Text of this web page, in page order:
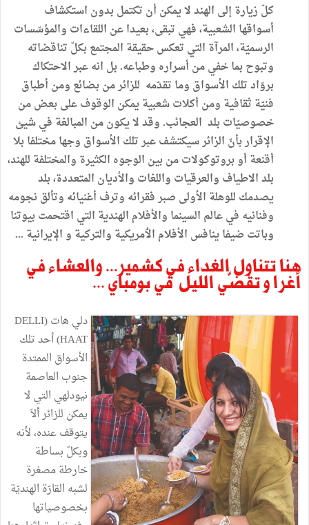
كلّ زيارةإلى الهندلايمكن أن تكتمل بدون استكشاف
أسواقها الشعبية،فهي تبقى،بعيداعن اللقاءات والمؤسّسات
الرسميّة،المرآة التي تعكسحقيقة المجتمع بكلّ تناقضاته
وتبوح بماخفيمن أسراره وطباعه.بل انهعبرالاحتكاك
بروّادتلك الأسواق وما تقدّمه للزائرمن بضائع ومن أطباق
فنيّة ثقافية ومن أكلاتشعبيةيمكن الوقوفعلى بعضمن
خصوصيّات بلد العجائب.وقدلايكونمن المبالغة فيشيئ
الإقراربأنّ الزائرسيكتشفعبرتلك الأسواق وجهامختلفا بلا
أقنعة أو بروتوكولاتمن بين الوجوه الكثيرة والمختلفة للهند،
بلدالاطياف والعرقيات واللغات والأديان المتعددة،بلد
يصدمك للوهلة الأولى صبرفقرائه وترف أغنيائه وتألق نجومه
وفنانيه فيعالم السينما والأفلام الهندية التي اقتحمت بيوتنا
وباتت ضيفاينافس الأفلام الٲمريكية والتركية و الإيرانية ...
هنا تتناولالغداء في كشمير... والعشاء في
أغرا وتقضّي الليل في بومباي ...
دلي هات(
DELLI
HAAT
)أحدتلك
الأسواق الممتدة
جنوب العاصمة
نيودلهي التي لا
يمكن للزائرألاّ
يتوقفعنده،لأنه
وبكلّ بساطة
خارطةمصغرة
لشبه القارّة الهنديّة
بخصوصياتها